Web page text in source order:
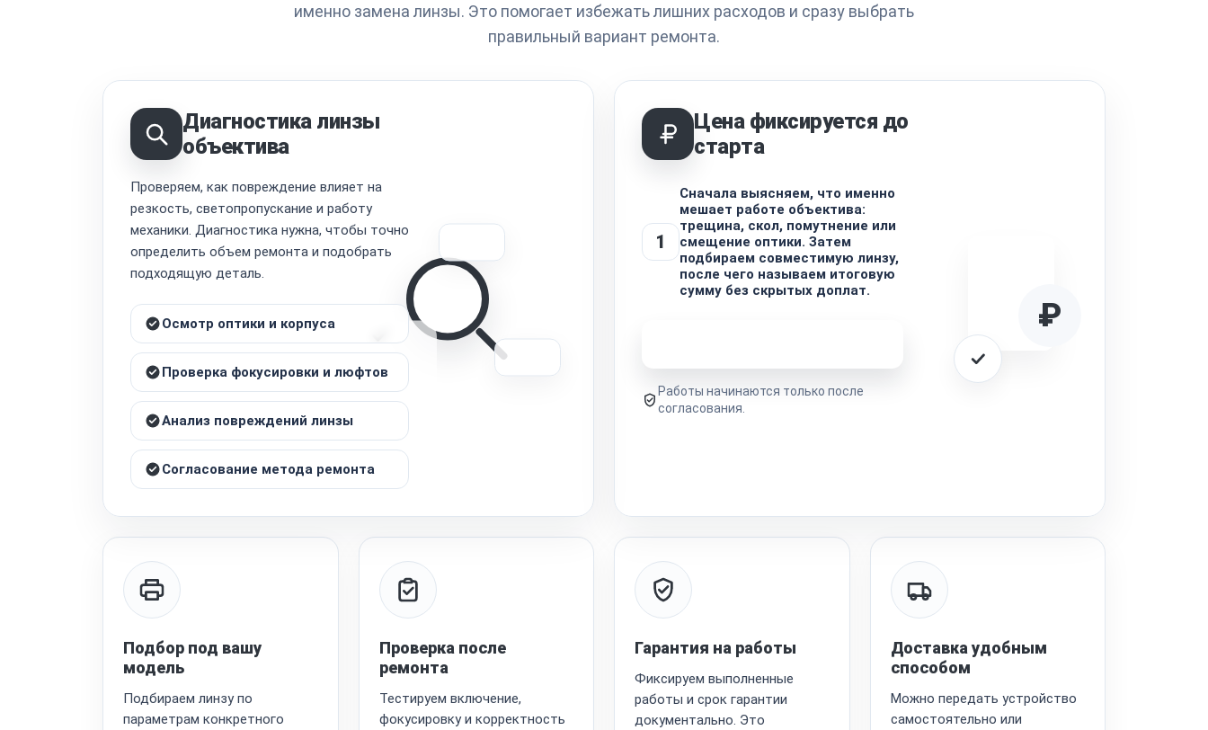
именно замена линзы. Это помогает избежать лишних расходов и сразу выбрать
правильный вариант ремонта.
Диагностика линзы
объектива
Проверяем, как повреждение влияет на
резкость, светопропускание и работу
механики. Диагностика нужна, чтобы точно
определить объем ремонта и подобрать
подходящую деталь.
Осмотр оптики и корпуса
Проверка фокусировки и люфтов
Анализ повреждений линзы
Согласование метода ремонта
Цена фиксируется до
старта
1
Сначала выясняем, что именно
мешает работе объектива:
трещина, скол, помутнение или
смещение оптики. Затем
подбираем совместимую линзу,
после чего называем итоговую
сумму без скрытых доплат.
Работы начинаются только после
согласования.
₽
Подбор под вашу
модель
Подбираем линзу по
параметрам конкретного
Проверка после
ремонта
Тестируем включение,
фокусировку и корректность
Гарантия на работы
Фиксируем выполненные
работы и срок гарантии
документально. Это
Доставка удобным
способом
Можно передать устройство
самостоятельно или